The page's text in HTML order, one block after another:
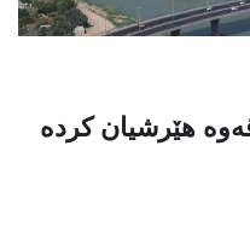
هێرشیان کردە